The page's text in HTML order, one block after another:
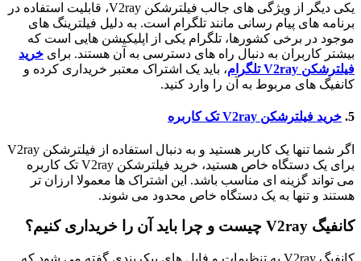
یکی دیگر از ویژگی های جالب فیلترشکن V2ray، قابلیت استفاده در
برنامه های پیام رسانی مانند تلگرام است. به دلیل فیلترینگ های
موجود در برخی کشورها، تلگرام یکی از اپلیکیشن هایی است که
بیشتر کاربران به دنبال راه های دسترسی به آن هستند. برای خرید
فیلترشکن V2ray تلگرام
، باید یک اشتراک معتبر خریداری کرده و
کانفیگ های مربوط به آن را وارد کنید.
5. خرید فیلترشکن V2ray تک کاربره
اگر شما تنها یک کاربر هستید و به دنبال استفاده از فیلترشکن V2ray
برای یک دستگاه خاص هستید، خرید فیلترشکن V2ray تک کاربره
می تواند گزینه ای مناسب باشد. این اشتراک ها معمولا ارزان تر
هستند و تنها به یک دستگاه خاص محدود می شوند.
کانفیگ V2ray چیست و چرا باید آن را خریداری کنیم؟